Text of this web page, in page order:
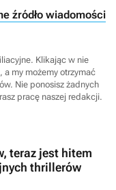
źródło wiadomości
Klikając w nie
a my możemy otrzymać
Nie ponosisz żadnych
pracę naszej redakcji.
teraz jest hitem
thrillerów